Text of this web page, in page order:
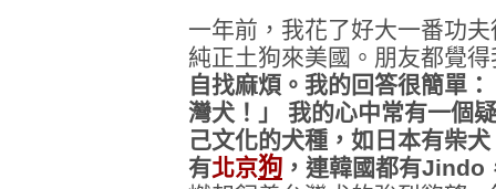
一年前，我花了好大一番功
純正土狗來美國。朋友都覺
自找麻煩。我的回答很簡單
灣犬！」 我的心中常有一個
己文化的犬種，如日本有柴
有北京狗 ，連韓國都有Jindo